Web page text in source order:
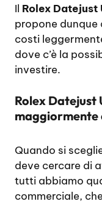
Il Rolex
propone dunque
costi
dove c’è la
investire.
Rolex Datejust
maggiormente
Quando si
deve cercare di
tutti abbiamo
commerciale,